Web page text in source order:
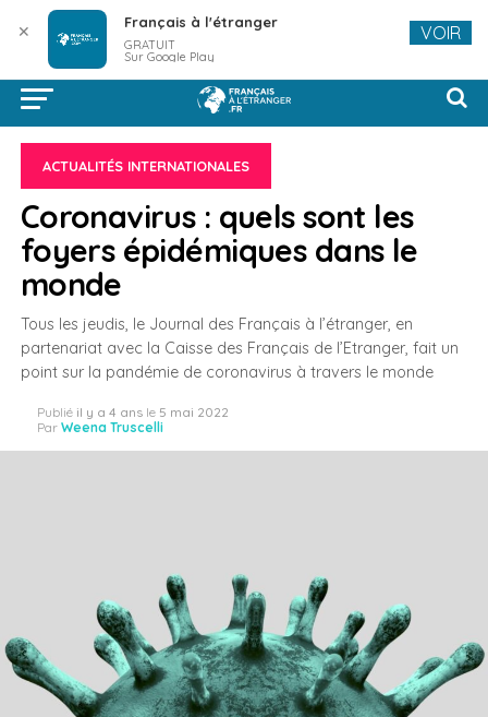
ACTUALITÉS INTERNATIONALES
Coronavirus : quels sont les
foyers épidémiques dans le
monde
Tous les jeudis, le Journal des Français à l’étranger, en
partenariat avec la Caisse des Français de l’Etranger, fait un
point sur la pandémie de coronavirus à travers le monde
Publié il y a 4 ans le 5 mai 2022
Par Weena Truscelli
✕ Français à l'étranger
GRATUIT
Sur Google Play
VOIR